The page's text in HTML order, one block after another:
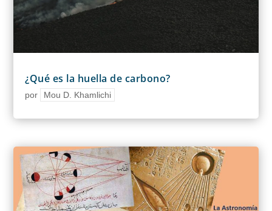
¿Qué es la huella de carbono?
por Mou D. Khamlichi